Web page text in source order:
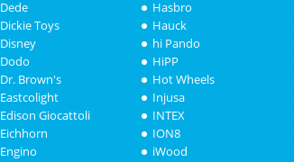
Dede
Dickie Toys
Disney
Dodo
Dr. Brown's
Eastcolight
Edison Giocattoli
Eichhorn
Engino
Hasbro
Hauck
hi Pando
HiPP
Hot Wheels
Injusa
INTEX
ION8
iWood